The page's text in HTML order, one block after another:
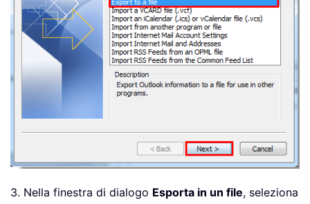
3. Nella finestra di dialogo Esporta in un file, seleziona